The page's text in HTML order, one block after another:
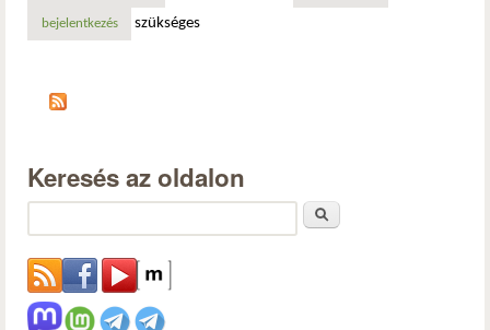
bejelentkezés szükséges
Keresés az oldalon